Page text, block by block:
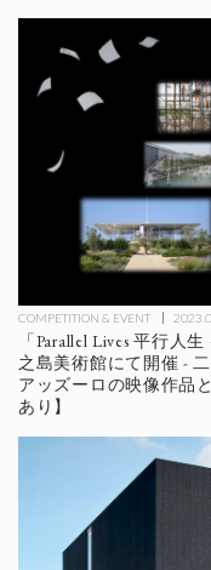
COMPETITION & EVENT
「Parallel Lives 平行人
之島美術館にて開催 -
アッズーロの映像作品
あり】